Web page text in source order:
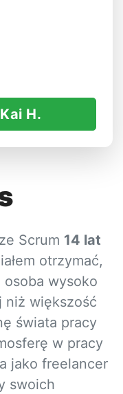
H.
Scrum 14 lat
otrzymać,
osoba wysoko
niż większość
świata pracy
w pracy
jako freelancer
swoich